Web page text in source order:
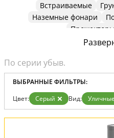
Встраиваемые
Наземные фонари
Прожекторы
ВЫБРАННЫЕ ФИЛЬТРЫ:
Цвет: Серый Вид: